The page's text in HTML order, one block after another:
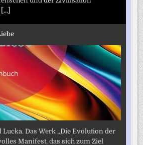
[...]
Lucka. Das Werk „Die Evolution der
Manifest, das sich zum Ziel